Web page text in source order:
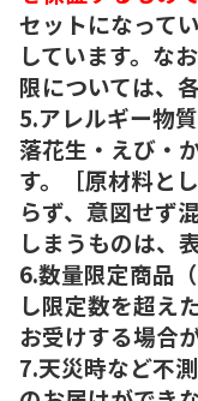
セットになって
しています。な
限については、
5.アレルギー物
落花生・えび・
す。［原材料と
らず、意図せず
しまうものは、
6.数量限定商品
し限定数を超え
お受けする場合
7.天災時など不